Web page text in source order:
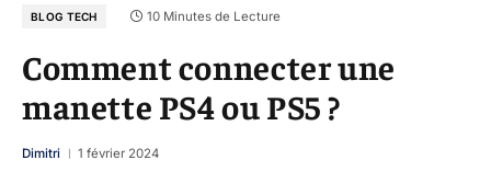
BLOG TECH 10 Minutes de Lecture
Comment connecter une
manette PS4 ou PS5 ?
Dimitri 1 février 2024